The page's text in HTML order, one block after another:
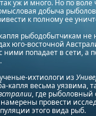
уж и много. Но по
добыча
к полному ее
рыбодобытчикам
юго-восточной
ними попадает в сети, а
ихтиологи из
капля весьма уязвима,
, где
намерены провести
этого вида рыб.